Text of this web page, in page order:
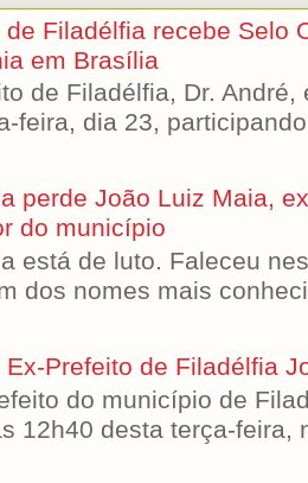
de Filadélfia recebe Selo
em Brasília
de Filadélfia, Dr.
feira, dia 23,
perde João Luiz Maia,
do município
está de luto. Faleceu
dos nomes mais
Ex-Prefeito de Filadélfia
do município de
12h40 desta terça-feira,